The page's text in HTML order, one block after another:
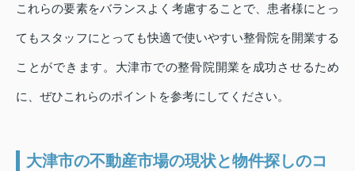
これらの要素をバランスよく考慮することで、患者様にとっ
てもスタッフにとっても快適で使いやすい整骨院を開業する
ことができます。大津市での整骨院開業を成功させるため
に、ぜひこれらのポイントを参考にしてください。
大津市の不動産市場の現状と物件探しのコ